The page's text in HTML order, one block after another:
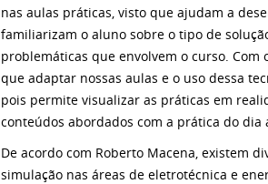
nas aulas práticas, visto que ajudam a
familiarizam o aluno sobre o tipo de
problemáticas que envolvem o curso. Com
que adaptar nossas aulas e o uso dessa
pois permite visualizar as práticas em
conteúdos abordados com a prática do dia
De acordo com Roberto Macena, existem
simulação nas áreas de eletrotécnica e